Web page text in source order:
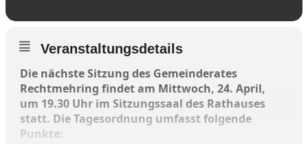
Veranstaltungsdetails
Die nächste Sitzung des Gemeinderates
Rechtmehring findet am Mittwoch, 24. April,
um 19.30 Uhr im Sitzungssaal des Rathauses
statt. Die Tagesordnung umfasst folgende
Punkte: